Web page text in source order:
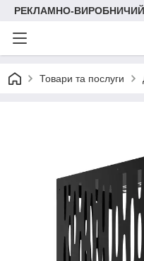
РЕКЛАМНО-
Товари та послуги